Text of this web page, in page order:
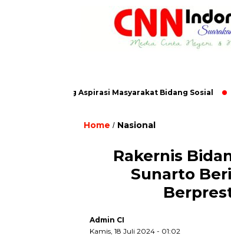
Tampung Aspirasi Masyarakat Bidang Sosial
Home / Nasional
Rakernis
Sunarto
Admin CI
Kamis, 18 Juli 2024 - 01:02